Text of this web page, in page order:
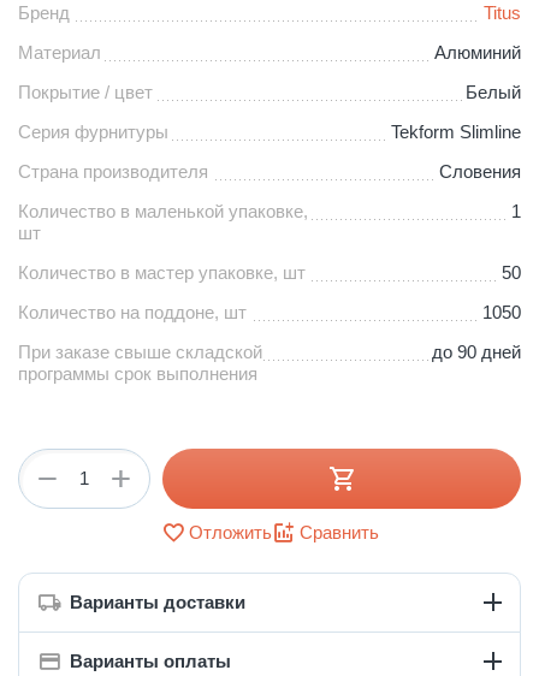
Бренд
Titus
Материал
Алюминий
Покрытие / цвет
Белый
Серия фурнитуры
Tekform Slimline
Страна производителя
Словения
Количество в маленькой упаковке,
шт
1
Количество в мастер упаковке, шт
50
Количество на поддоне, шт
1050
При заказе свыше складской
программы срок выполнения
до 90 дней
+
−
Отложить Сравнить
Варианты доставки
Варианты оплаты